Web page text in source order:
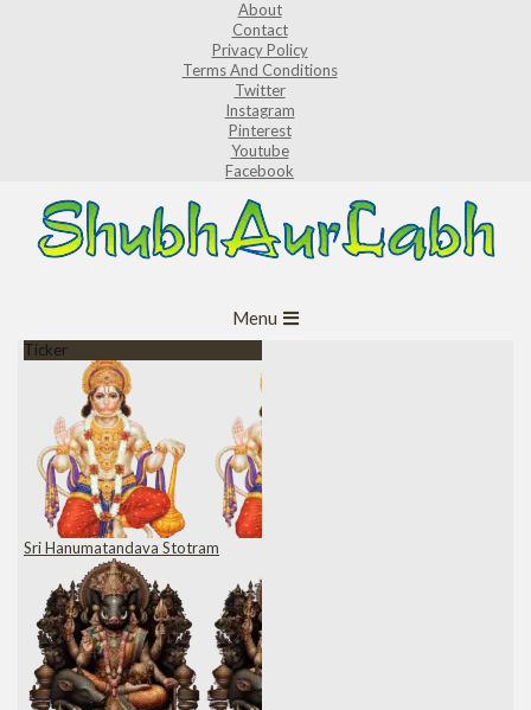
About
Contact
Privacy Policy
Terms And Conditions
Twitter
Instagram
Pinterest
Youtube
Facebook
Navigation
Menu
Ticker
Sri Hanumatandava Stotram